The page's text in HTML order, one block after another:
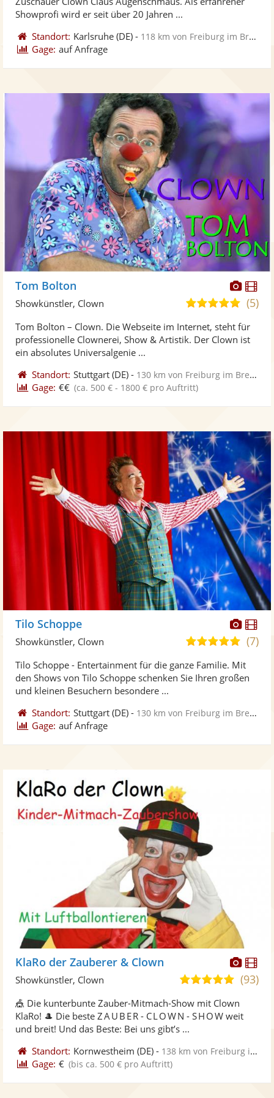
Showprofi wird er seit über 20 Jahren ...
Standort: Karlsruhe (DE) - 118 km von Freiburg im Breisgau
Gage: auf Anfrage
Fotos
Tom Bolton
4,9
5
(5)
Showkünstler, Clown
Tom Bolton – Clown. Die Webseite im Internet, steht für
professionelle Clownerei, Show & Artistik. Der Clown ist
ein absolutes Universalgenie ...
Standort: Stuttgart (DE) - 130 km von Freiburg im Breisgau
Gage: €€ (ca. 500 € - 1800 € pro Auftritt)
Fotos
Tilo Schoppe
5,0
5
(7)
Showkünstler, Clown
Tilo Schoppe - Entertainment für die ganze Familie. Mit
den Shows von Tilo Schoppe schenken Sie Ihren großen
und kleinen Besuchern besondere ...
Standort: Stuttgart (DE) - 130 km von Freiburg im Breisgau
Gage: auf Anfrage
KlaRo der Zauberer & Clown
5,0
5
(93)
Showkünstler, Clown
🎪 Die kunterbunte Zauber-Mitmach-Show mit Clown
KlaRo! 🎩 Die beste Z A U B E R - C L O W N - S H O W weit
und breit! Und das Beste: Bei uns gibt’s ...
Standort: Kornwestheim (DE) - 138 km von Freiburg im Breisgau
Gage: € (bis ca. 500 € pro Auftritt)